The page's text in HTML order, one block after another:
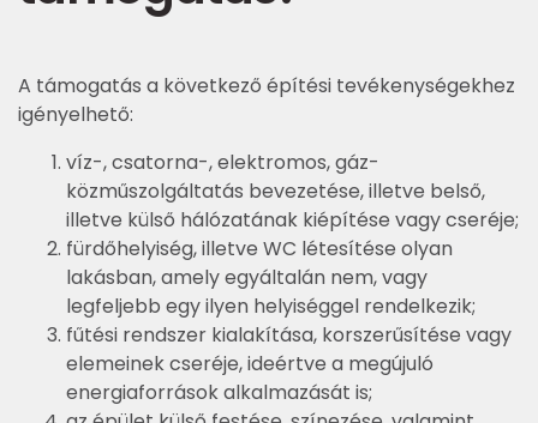
A támogatás a következő építési tevékenységekhez
igényelhető:
víz-, csatorna-, elektromos, gáz-
közműszolgáltatás bevezetése, illetve belső,
illetve külső hálózatának kiépítése vagy cseréje;
fürdőhelyiség, illetve WC létesítése olyan
lakásban, amely egyáltalán nem, vagy
legfeljebb egy ilyen helyiséggel rendelkezik;
fűtési rendszer kialakítása, korszerűsítése vagy
elemeinek cseréje, ideértve a megújuló
energiaforrások alkalmazását is;